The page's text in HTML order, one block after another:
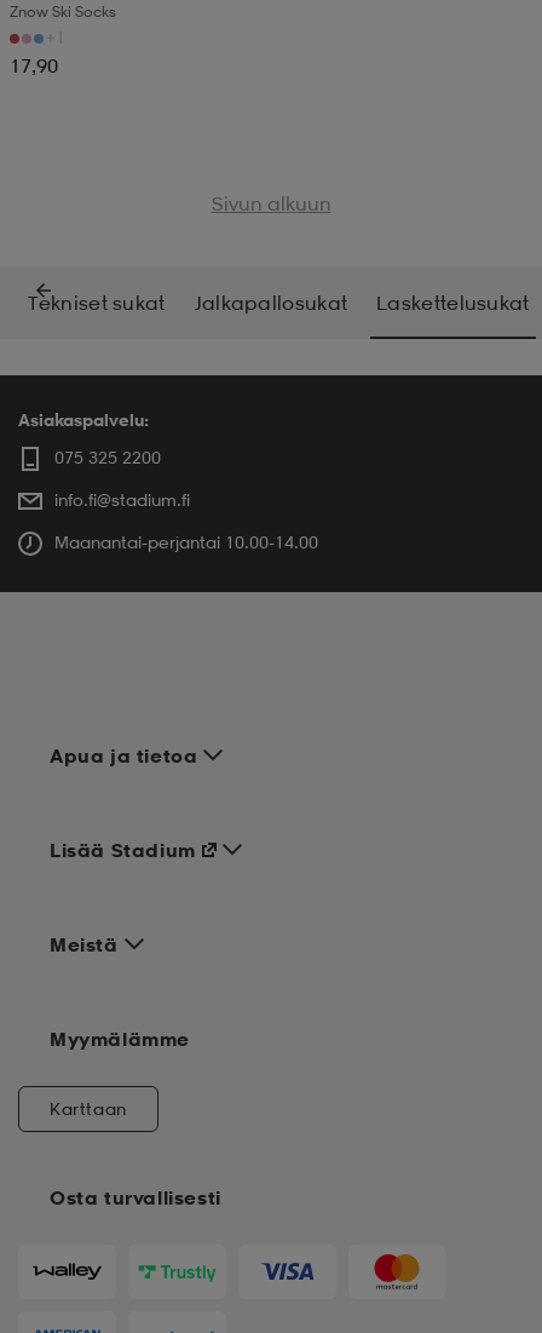
Znow Ski Socks
+1
17,90
Sivun alkuun
Tekniset sukat Jalkapallosukat Laskettelusukat
Asiakaspalvelu:
075 325 2200
info.fi@stadium.fi
Maanantai-perjantai 10.00-14.00
Apua ja tietoa
Meistä
Osta turvallisesti
Lisää Stadium
Myymälämme
Karttaan